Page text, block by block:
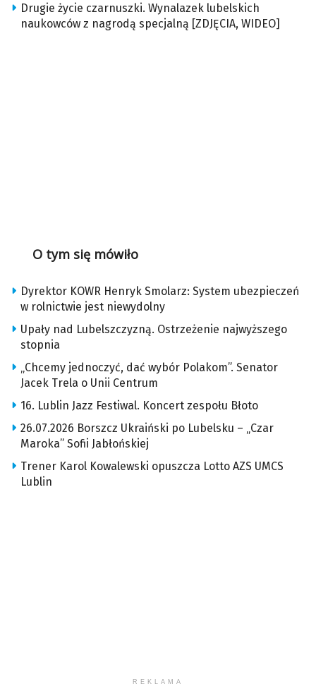
Drugie życie czarnuszki. Wynalazek lubelskich
naukowców z nagrodą specjalną [ZDJĘCIA, WIDEO]
O tym się mówiło
Dyrektor KOWR Henryk Smolarz: System ubezpieczeń
w rolnictwie jest niewydolny
Upały nad Lubelszczyzną. Ostrzeżenie najwyższego
stopnia
„Chcemy jednoczyć, dać wybór Polakom”. Senator
Jacek Trela o Unii Centrum
16. Lublin Jazz Festiwal. Koncert zespołu Błoto
26.07.2026 Borszcz Ukraiński po Lubelsku – „Czar
Maroka” Sofii Jabłońskiej
Trener Karol Kowalewski opuszcza Lotto AZS UMCS
Lublin
REKLAMA